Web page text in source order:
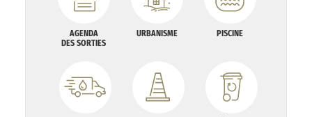
AGENDA
DES SORTIES
URBANISME PISCINE